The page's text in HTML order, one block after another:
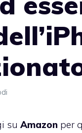
su Amazon per